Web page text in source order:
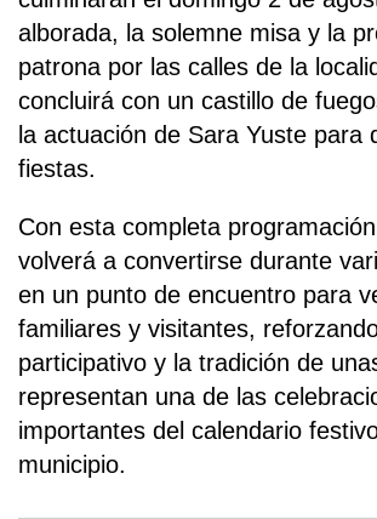
alborada, la solemne misa y la
patrona por las calles de la
concluirá con un castillo de
la actuación de Sara Yuste para
fiestas.
Con esta completa
volverá a convertirse durante
en un punto de encuentro para
familiares y visitantes,
participativo y la tradición de
representan una de las
importantes del calendario
municipio.